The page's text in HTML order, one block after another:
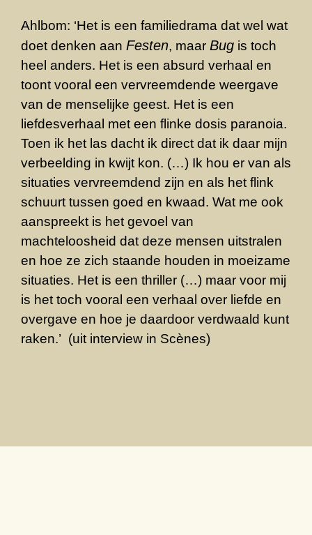
Ahlbom: ‘Het is een familiedrama dat wel wat
doet denken aan Festen, maar Bug is toch
heel anders. Het is een absurd verhaal en
toont vooral een vervreemdende weergave
van de menselijke geest. Het is een
liefdesverhaal met een flinke dosis paranoia.
Toen ik het las dacht ik direct dat ik daar mijn
verbeelding in kwijt kon. (…) Ik hou er van als
situaties vervreemdend zijn en als het flink
schuurt tussen goed en kwaad. Wat me ook
aanspreekt is het gevoel van
machteloosheid dat deze mensen uitstralen
en hoe ze zich staande houden in moeizame
situaties. Het is een thriller (…) maar voor mij
is het toch vooral een verhaal over liefde en
overgave en hoe je daardoor verdwaald kunt
raken.’ (uit interview in Scènes)